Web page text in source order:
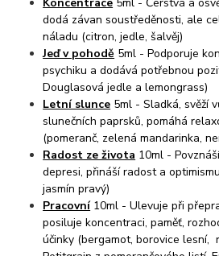
dodá závan soustředěnosti, ale
náladu (citron, jedle, šalvěj)
Jeď v pohodě 5ml - Podporuje
psychiku a dodává potřebnou
Douglasová jedle a lemongrass)
Letní slunce 5ml - Sladká, svěží
slunečních paprsků, pomáhá
(pomeranč, zelená mandarinka,
Radost ze života 10ml -
depresi, přináší radost a
jasmín pravý)
Pracovní10ml - Ulevuje při
posiluje koncentraci, paměť,
účinky (bergamot, borovice lesní,